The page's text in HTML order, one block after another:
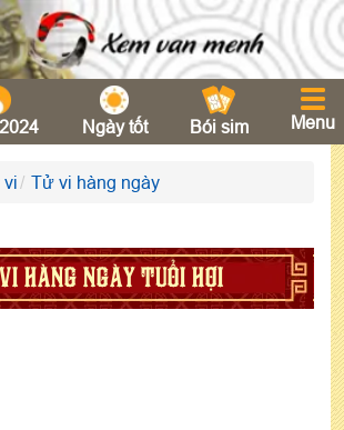
Ngày tốt Bói sim Menu
vi Tử vi hàng ngày
HÀNG NGÀY TUỔI HỢI